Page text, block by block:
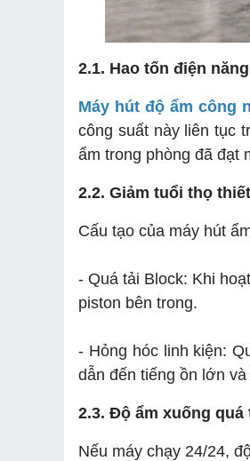
2.1. Hao tốn điện
Máy hút độ ẩm công
công suất này liên tục
ẩm trong phòng đã đạt
2.2. Giảm tuổi thọ
Cấu tạo của máy hút
- Quá tải Block: Khi
piston bên trong.
- Hỏng hóc linh kiện:
dẫn đến tiếng ồn lớn
2.3. Độ ẩm xuống
Nếu máy chạy 24/24,